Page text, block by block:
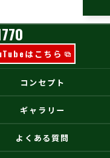
はこちら
コンセプト
ギャラリー
よくある質問